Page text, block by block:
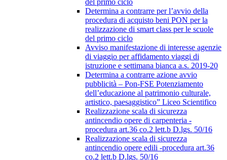
del primo ciclo
Determina a contrarre per l’avvio della
procedura di acquisto beni PON per la
realizzazione di smart class per le scuole
del primo ciclo
Avviso manifestazione di interesse agenzie
di viaggio per affidamento viaggi di
istruzione e settimana bianca a.s. 2019-20
Determina a contrarre azione avvio
pubblicità – Pon-FSE Potenziamento
dell’educazione al patrimonio culturale,
artistico, paesaggistico” Liceo Scientifico
Realizzazione scala di sicurezza
antincendio opere di carpenteria -
procedura art.36 co.2 lett.b D.lgs. 50/16
Realizzazione scala di sicurezza
antincendio opere edili -procedura art.36
co.2 lett.b D.lgs. 50/16